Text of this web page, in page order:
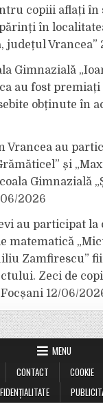
copiii aflați în
în
județul Vrancea”
Gimnazială
au fost
obținute în
Vrancea au
și
Gimnazială
2026
au participat
matematică
Zamfirescu”
Zeci de
12/06/
MENU
CONTACT COOKIE